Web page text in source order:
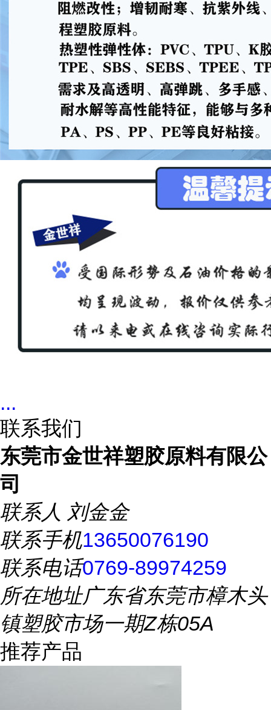
...
联系我们
东莞市金世祥塑胶原料有限公
司
联系人 刘金金
联系手机13650076190
联系电话0769-89974259
所在地址广东省东莞市樟木头
镇塑胶市场一期Z栋05A
推荐产品